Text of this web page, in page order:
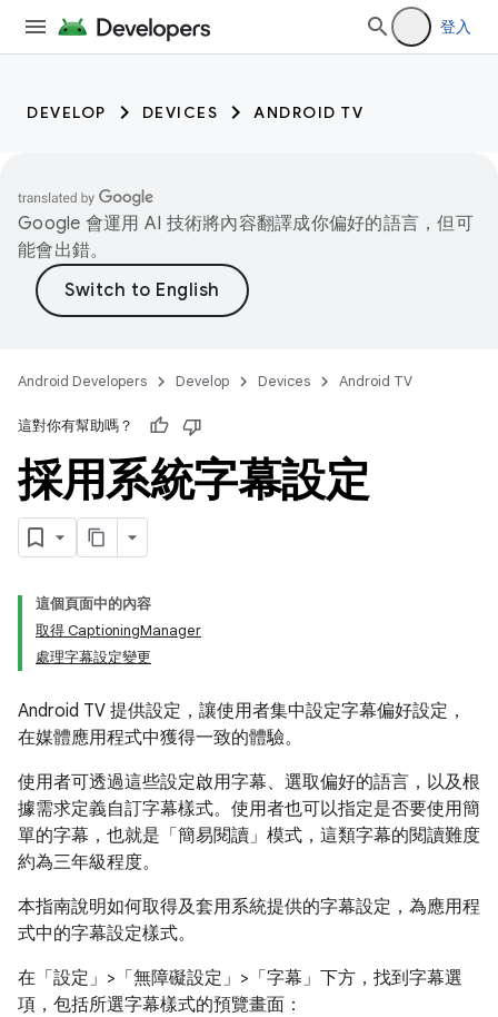
登入
DEVELOP DEVICES ANDROID TV
Google 會運用 AI 技術將內容翻譯成你偏好的語言，但可
能會出錯。
Android Developers Develop Devices Android TV
這對你有幫助嗎？
採用系統字幕設定
這個頁面中的內容
取得 CaptioningManager
處理字幕設定變更
Android TV 提供設定，讓使用者集中設定字幕偏好設定，
在媒體應用程式中獲得一致的體驗。
使用者可透過這些設定啟用字幕、選取偏好的語言，以及根
據需求定義自訂字幕樣式。使用者也可以指定是否要使用簡
單的字幕，也就是「簡易閱讀」模式，這類字幕的閱讀難度
約為三年級程度。
本指南說明如何取得及套用系統提供的字幕設定，為應用程
式中的字幕設定樣式。
在「設定」>「無障礙設定」>「字幕」 下方，找到字幕選
項，包括所選字幕樣式的預覽畫面：